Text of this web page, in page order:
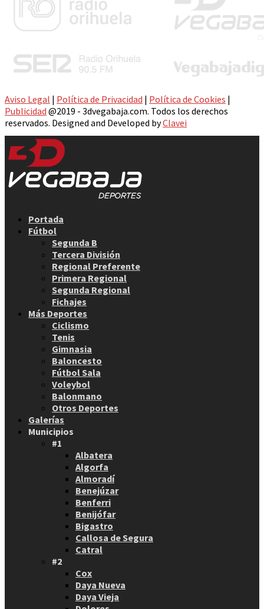
Aviso Legal | Política de Privacidad | Política de Cookies |
Publicidad @2019 - 3dvegabaja.com. Todos los derechos
reservados. Designed and Developed byClavei
Portada
Fútbol
Segunda B
Tercera División
Regional Preferente
Primera Regional
Segunda Regional
Fichajes
Más Deportes
Ciclismo
Tenis
Gimnasia
Baloncesto
Fútbol Sala
Voleybol
Balonmano
Otros Deportes
Galerías
Municipios
#1
Albatera
Algorfa
Almoradí
Benejúzar
Benferri
Benijófar
Bigastro
Callosa de Segura
Catral
#2
Cox
Daya Nueva
Daya Vieja